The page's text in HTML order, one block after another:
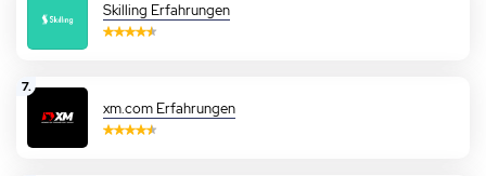
Skilling Erfahrungen
7.
xm.com Erfahrungen